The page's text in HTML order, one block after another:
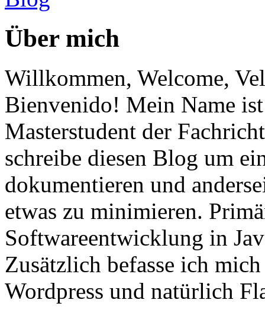
Über mich
Willkommen, Welcome,
Bienvenido! Mein Name
Masterstudent der
schreibe diesen Blog um
dokumentieren und
etwas zu minimieren.
Softwareentwicklung in
Zusätzlich befasse ich
Wordpress und natürlich